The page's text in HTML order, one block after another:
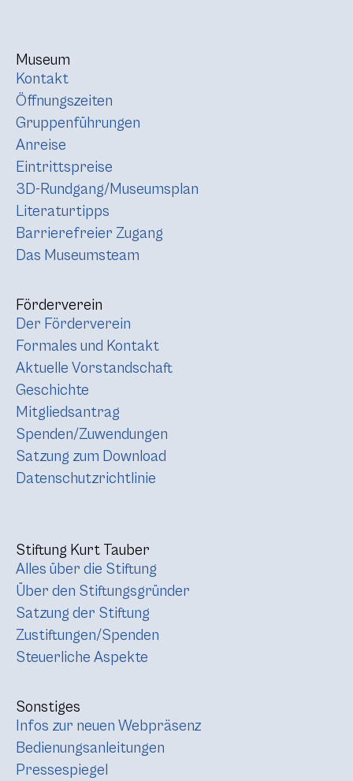
Museum
Kontakt
Öffnungszeiten
Gruppenführungen
Anreise
Eintrittspreise
3D-Rundgang/Museumsplan
Literaturtipps
Barrierefreier Zugang
Das Museumsteam
Förderverein
Der Förderverein
Formales und Kontakt
Aktuelle Vorstandschaft
Geschichte
Mitgliedsantrag
Spenden/Zuwendungen
Satzung zum Download
Datenschutzrichtlinie
Stiftung Kurt Tauber
Alles über die Stiftung
Über den Stiftungsgründer
Satzung der Stiftung
Zustiftungen/Spenden
Steuerliche Aspekte
Sonstiges
Infos zur neuen Webpräsenz
Bedienungsanleitungen
Pressespiegel